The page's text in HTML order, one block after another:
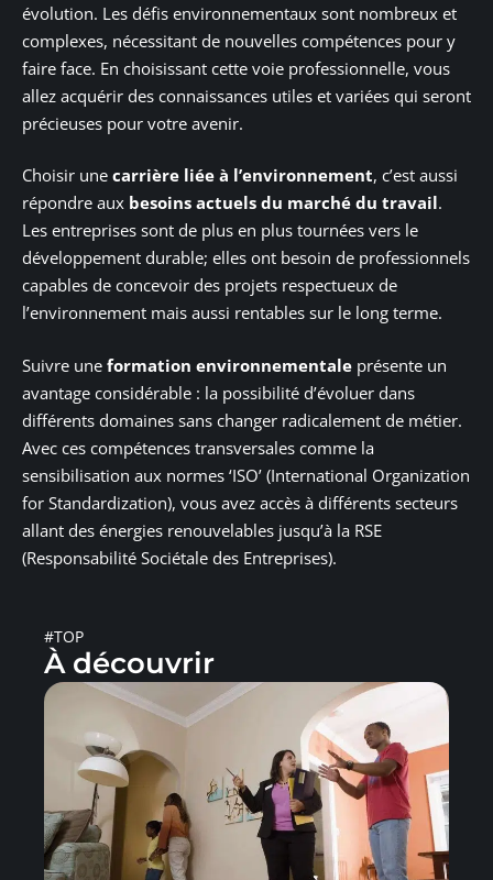
évolution. Les défis environnementaux sont nombreux et
complexes, nécessitant de nouvelles compétences pour y
faire face. En choisissant cette voie professionnelle, vous
allez acquérir des connaissances utiles et variées qui seront
précieuses pour votre avenir.
Choisir une carrière liée à l’environnement, c’est aussi
répondre aux besoins actuels du marché du travail.
Les entreprises sont de plus en plus tournées vers le
développement durable; elles ont besoin de professionnels
capables de concevoir des projets respectueux de
l’environnement mais aussi rentables sur le long terme.
Suivre une formation environnementale présente un
avantage considérable : la possibilité d’évoluer dans
différents domaines sans changer radicalement de métier.
Avec ces compétences transversales comme la
sensibilisation aux normes ‘ISO’ (International Organization
for Standardization), vous avez accès à différents secteurs
allant des énergies renouvelables jusqu’à la RSE
(Responsabilité Sociétale des Entreprises).
#TOP
À découvrir